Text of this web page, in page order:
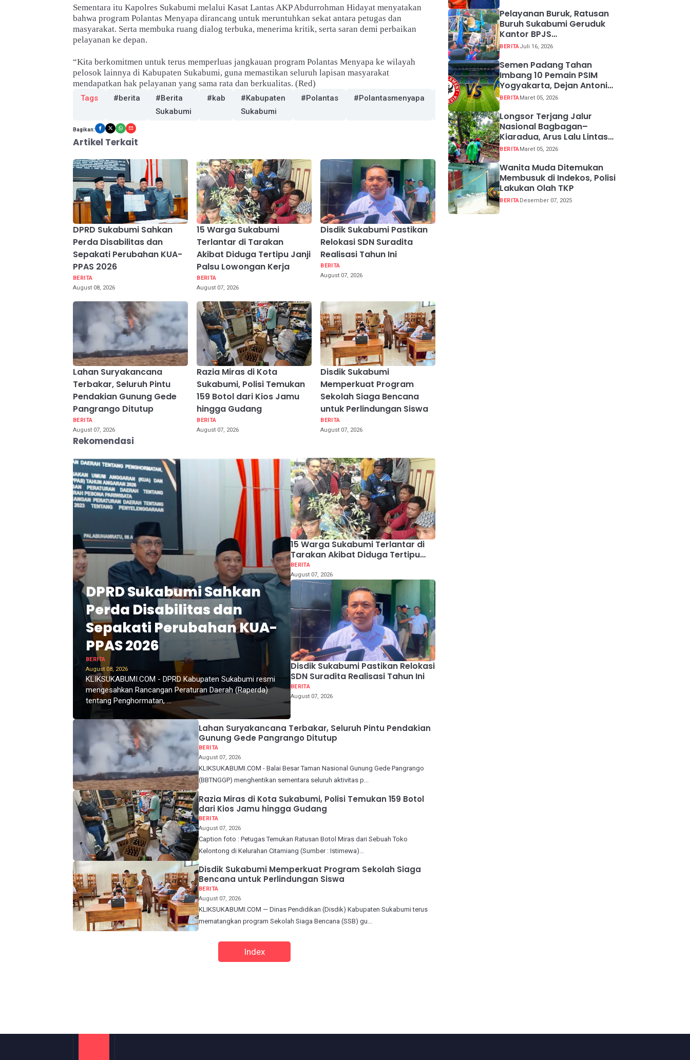
Sementara itu Kapolres Sukabumi melalui Kasat Lantas AKP Abdurrohman Hidayat menyatakan
bahwa program Polantas Menyapa dirancang untuk meruntuhkan sekat antara petugas dan
masyarakat. Serta membuka ruang dialog terbuka, menerima kritik, serta saran demi perbaikan
pelayanan ke depan.
“Kita berkomitmen untuk terus memperluas jangkauan program Polantas Menyapa ke wilayah
pelosok lainnya di Kabupaten Sukabumi, guna memastikan seluruh lapisan masyarakat
mendapatkan hak pelayanan yang sama rata dan berkualitas. (Red)
Tags #berita
#Berita
Sukabumi
#kab
#Kabupaten
Sukabumi
#Polantas #Polantasmenyapa #polressukabumi #Satlantas
Bagikan:
Artikel Terkait
DPRD Sukabumi Sahkan
Perda Disabilitas dan
Sepakati Perubahan KUA-
PPAS 2026
BERITA
August 08, 2026
15 Warga Sukabumi
Terlantar di Tarakan
Akibat Diduga Tertipu Janji
Palsu Lowongan Kerja
BERITA
August 07, 2026
Disdik Sukabumi Pastikan
Relokasi SDN Suradita
Realisasi Tahun Ini
BERITA
August 07, 2026
Lahan Suryakancana
Terbakar, Seluruh Pintu
Pendakian Gunung Gede
Pangrango Ditutup
BERITA
August 07, 2026
Razia Miras di Kota
Sukabumi, Polisi Temukan
159 Botol dari Kios Jamu
hingga Gudang
BERITA
August 07, 2026
Disdik Sukabumi
Memperkuat Program
Sekolah Siaga Bencana
untuk Perlindungan Siswa
BERITA
August 07, 2026
Rekomendasi
DPRD Sukabumi Sahkan
Perda Disabilitas dan
Sepakati Perubahan KUA-
PPAS 2026
BERITA
August 08, 2026
KLIKSUKABUMI.COM - DPRD Kabupaten Sukabumi resmi
mengesahkan Rancangan Peraturan Daerah (Raperda)
tentang Penghormatan, ...
15 Warga Sukabumi Terlantar di
Tarakan Akibat Diduga Tertipu
Janji Palsu Lowongan Kerja
BERITA
August 07, 2026
Disdik Sukabumi Pastikan Relokasi
SDN Suradita Realisasi Tahun Ini
BERITA
August 07, 2026
Lahan Suryakancana Terbakar, Seluruh Pintu Pendakian
Gunung Gede Pangrango Ditutup
BERITA
August 07, 2026
KLIKSUKABUMI.COM - Balai Besar Taman Nasional Gunung Gede Pangrango
(BBTNGGP) menghentikan sementara seluruh aktivitas p...
Razia Miras di Kota Sukabumi, Polisi Temukan 159 Botol
dari Kios Jamu hingga Gudang
BERITA
August 07, 2026
Caption foto : Petugas Temukan Ratusan Botol Miras dari Sebuah Toko
Kelontong di Kelurahan Citamiang (Sumber : Istimewa)...
Disdik Sukabumi Memperkuat Program Sekolah Siaga
Bencana untuk Perlindungan Siswa
BERITA
August 07, 2026
KLIKSUKABUMI.COM — Dinas Pendidikan (Disdik) Kabupaten Sukabumi terus
mematangkan program Sekolah Siaga Bencana (SSB) gu...
Index
Pelayanan Buruk, Ratusan
Buruh Sukabumi Geruduk
Kantor BPJS
Ketenagakerjaan
BERITAJuli 16, 2026
Semen Padang Tahan
Imbang 10 Pemain PSIM
Yogyakarta, Dejan Antonic
Resmi Dipecat!
BERITA Maret 05, 2026
Longsor Terjang Jalur
Nasional Bagbagan–
Kiaradua, Arus Lalu Lintas
Buka Tutup
BERITA Maret 05, 2026
Wanita Muda Ditemukan
Membusuk di Indekos, Polisi
Lakukan Olah TKP
BERITA Desember 07, 2025